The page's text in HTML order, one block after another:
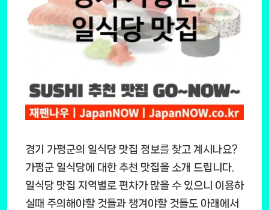
경기 가평군의 일식당 맛집 정보를 찾고 계시나요?
가평군 일식당에 대한 추천 맛집을 소개 드립니다.
일식당 맛집 지역별로 편차가 많을 수 있으니 이용하
실때 주의해야할 것들과 챙겨야할 것들도 아래에서